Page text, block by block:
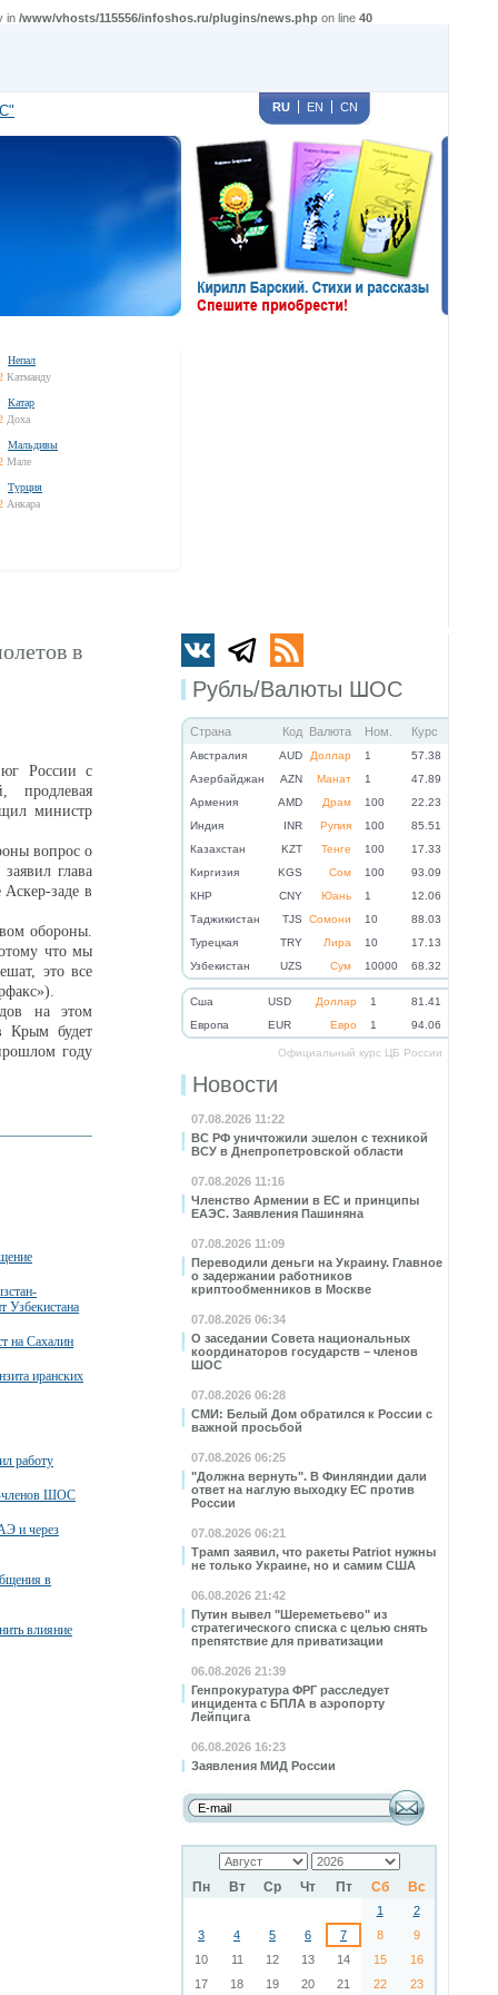
in /www/vhosts/115556/infoshos.ru/plugins/news.phpon line 40
RU EN CN
Непал
Катманду
Катар
Доха
Мальдивы
Мале
Турция
Анкара
Рубль/Валюты ШОС
Страна Код Валюта Ном. Курс
Австралия AUD Доллар 1
57.38
Азербайджан
AZN Манат 1
47.89
Армения
AMD Драм 100
22.23
Индия
INR Рупия 100
85.51
Казахстан
KZT Тенге 100
17.33
Киргизия
KGS Сом 100
93.09
КНР
CNY Юань 1
12.06
Таджикистан
TJS Сомони 10
88.03
Турецкая
TRY Лира 10
17.13
Узбекистан
UZS Сум 10000 68.32
Cша USD Доллар 1
81.41
Eвропа
EUR Евро 1 94.06
Официальный курс ЦБ России
Новости
07.08.2026 11:22
ВС РФ уничтожили эшелон с техникой
ВСУ в Днепропетровской области
07.08.2026 11:16
Членство Армении в ЕС и принципы
ЕАЭС. Заявления Пашиняна
07.08.2026 11:09
Переводили деньги на Украину. Главное
о задержании работников
криптообменников в Москве
07.08.2026 06:34
О заседании Совета национальных
координаторов государств – членов
ШОС
07.08.2026 06:28
СМИ: Белый Дом обратился к России с
важной просьбой
07.08.2026 06:25
"Должна вернуть". В Финляндии дали
ответ на наглую выходку ЕС против
России
07.08.2026 06:21
Трамп заявил, что ракеты Patriot нужны
не только Украине, но и самим США
06.08.2026 21:42
Путин вывел "Шереметьево" из
стратегического списка с целью снять
препятствие для приватизации
06.08.2026 21:39
Генпрокуратура ФРГ расследует
инцидента с БПЛА в аэропорту
Лейпцига
06.08.2026 16:23
Заявления МИД России
Пн Вт Ср Чт Пт Сб Вс
1
2
3
4 5 6 7 8
9
10
11 12 13 14 15
16
17
18 19 20 21 22
23
в
юг России с
продлевая
министр
вопрос о
глава
заде в
обороны.
что мы
это все
на этом
Крым будет
году
Узбекистана
на Сахалин
иранских
работу
членов ШОС
и через
в
влияние